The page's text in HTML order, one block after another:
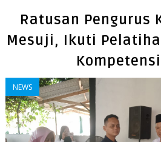
Ratusan Pengurus
Mesuji, Ikuti
Kompetensi
NEWS